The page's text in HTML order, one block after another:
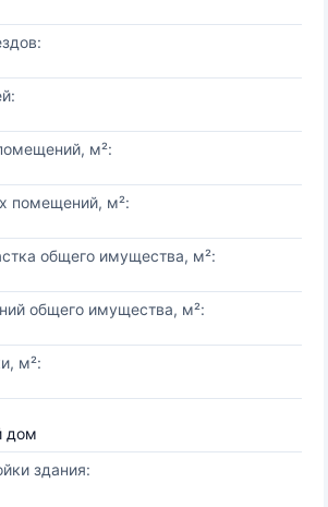
м²:
помещений, м²:
общего имущества, м²:
общего имущества, м²:
м²:
дом
здания: